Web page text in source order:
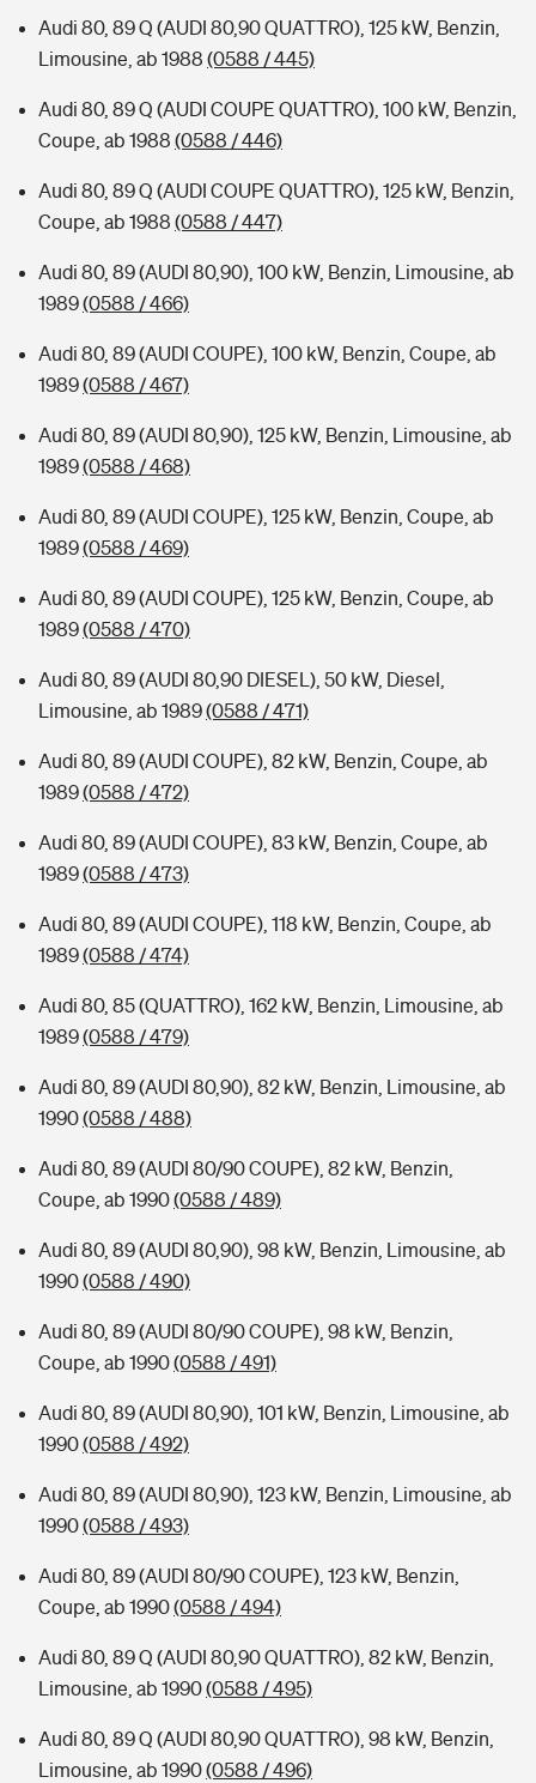
Audi 80, 89 Q (AUDI 80,90 QUATTRO), 125 kW, Benzin,
Limousine, ab 1988 (0588 / 445)
Audi 80, 89 Q (AUDI COUPE QUATTRO), 100 kW, Benzin,
Coupe, ab 1988 (0588 / 446)
Audi 80, 89 Q (AUDI COUPE QUATTRO), 125 kW, Benzin,
Coupe, ab 1988 (0588 / 447)
Audi 80, 89 (AUDI 80,90), 100 kW, Benzin, Limousine, ab
1989(0588 / 466)
Audi 80, 89 (AUDI COUPE), 100 kW, Benzin, Coupe, ab
1989(0588 / 467)
Audi 80, 89 (AUDI 80,90), 125 kW, Benzin, Limousine, ab
1989(0588 / 468)
Audi 80, 89 (AUDI COUPE), 125 kW, Benzin, Coupe, ab
1989(0588 / 469)
Audi 80, 89 (AUDI COUPE), 125 kW, Benzin, Coupe, ab
1989(0588 / 470)
Audi 80, 89 (AUDI 80,90 DIESEL), 50 kW, Diesel,
Limousine, ab 1989(0588 / 471)
Audi 80, 89 (AUDI COUPE), 82 kW, Benzin, Coupe, ab
1989(0588 / 472)
Audi 80, 89 (AUDI COUPE), 83 kW, Benzin, Coupe, ab
1989(0588 / 473)
Audi 80, 89 (AUDI COUPE), 118 kW, Benzin, Coupe, ab
1989(0588 / 474)
Audi 80, 85 (QUATTRO), 162 kW, Benzin, Limousine, ab
1989(0588 / 479)
Audi 80, 89 (AUDI 80,90), 82 kW, Benzin, Limousine, ab
1990(0588 / 488)
Audi 80, 89 (AUDI 80/90 COUPE), 82 kW, Benzin,
Coupe, ab 1990(0588 / 489)
Audi 80, 89 (AUDI 80,90), 98 kW, Benzin, Limousine, ab
1990(0588 / 490)
Audi 80, 89 (AUDI 80/90 COUPE), 98 kW, Benzin,
Coupe, ab 1990(0588 / 491)
Audi 80, 89 (AUDI 80,90), 101 kW, Benzin, Limousine, ab
1990(0588 / 492)
Audi 80, 89 (AUDI 80,90), 123 kW, Benzin, Limousine, ab
1990(0588 / 493)
Audi 80, 89 (AUDI 80/90 COUPE), 123 kW, Benzin,
Coupe, ab 1990(0588 / 494)
Audi 80, 89 Q (AUDI 80,90 QUATTRO), 82 kW, Benzin,
Limousine, ab 1990(0588 / 495)
Audi 80, 89 Q (AUDI 80,90 QUATTRO), 98 kW, Benzin,
Limousine, ab 1990(0588 / 496)